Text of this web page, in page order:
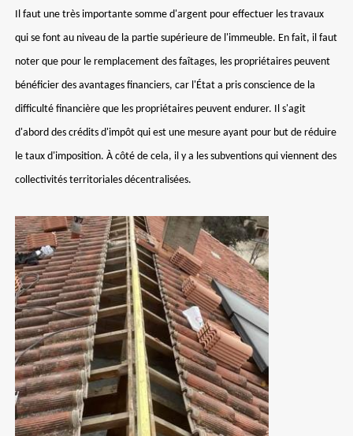
Il faut une très importante somme d'argent pour effectuer les travaux
qui se font au niveau de la partie supérieure de l'immeuble. En fait, il faut
noter que pour le remplacement des faîtages, les propriétaires peuvent
bénéficier des avantages financiers, car l'État a pris conscience de la
difficulté financière que les propriétaires peuvent endurer. Il s'agit
d'abord des crédits d'impôt qui est une mesure ayant pour but de réduire
le taux d'imposition. À côté de cela, il y a les subventions qui viennent des
collectivités territoriales décentralisées.